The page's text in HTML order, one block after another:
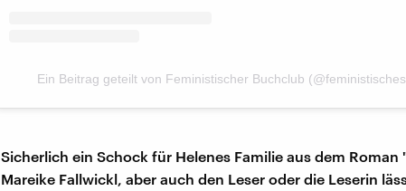
Ein Beitrag geteilt von Feministischer Buchclub
Sicherlich ein Schock für Helenes Familie aus dem
Mareike Fallwickl, aber auch den Leser oder die Leserin